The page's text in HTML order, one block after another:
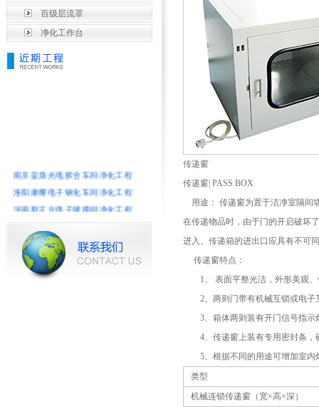
百级层流罩
净化工作台
南京蓝鼎光电胶合车间净化工程
洛阳康耀电子钢化车间净化工程
河南新正方电子镀膜间净化工程
菲特晶（南京）电子公司车间工程
台玻光电科技ITO镀膜净化工程
南京华瓯电子实验室净化工程
河南康耀股份有限公司CNC净化
传递窗
传递窗| PASS BOX
用途： 传递窗为置于洁净室隔间
在传递物品时，由于门的开启破坏
进入。传递箱的进出口应具有不可
传递窗特点：
1、 表面平整光洁，外形美观
2、两则门带有机械互锁或电
3、箱体两则装有开门信号指
4、传递窗上装有专用密封条，
5、根据不同的用途可增加室内
类型
机械连锁传递窗（宽×高×深）